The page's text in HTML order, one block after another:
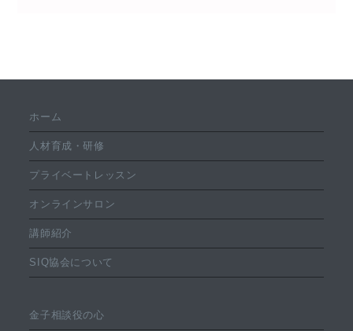
ホーム
人材育成・研修
プライベートレッスン
オンラインサロン
講師紹介
SIQ協会について
金子相談役の心